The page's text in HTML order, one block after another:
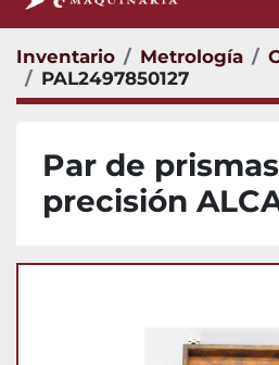
Inventario Metrología
PAL2497850127
Par de
precisión